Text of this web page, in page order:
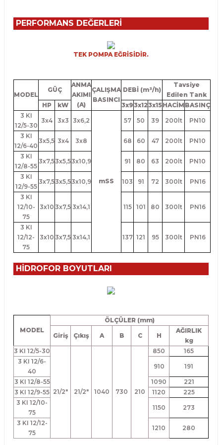
PERFORMANS DEĞERLERİ
TEK POMPA EĞRİSİDİR.
MODEL
GÜÇ
ANMA
AKIMI
(A)
ÇALIŞMA
BASINCI
DEBİ (m³/h)
Tavsiye
Edilen Tank
HP
kW 3x9 3x123x15HACİM BASINÇ
3 KI
12/5-30
3x4 3x3 3x6,2
mSS
57 50 39 200lt PN10
3 KI
12/6-40
3x5,5 3x4 3x8 68 60 47 200lt PN10
3 KI
12/8-55
3x7,53x5,53x10,9 91 80 63 200lt PN10
3 KI
12/9-55
3x7,53x5,53x10,9 103 91 72 300lt PN16
3 KI
12/10-
75
3x10 3x7,5 3x14,1 115 101 80 300lt PN16
3 KI
12/12-
75
3x10 3x7,5 3x14,1 137 121 95 300lt PN16
HİDROFOR BOYUTLARI
MODEL
ÖLÇÜLER (mm)
Giriş Çıkış A B C H
AĞIRLIK
kg
3 KI 12/5-30
21/2" 21/2" 1040 730 210
850
165
3 KI 12/6-
40
910 191
3 KI 12/8-55 1090
221
3 KI 12/9-55
1120
225
3 KI 12/10-
75
1150 273
3 KI 12/12-
75
1210 280